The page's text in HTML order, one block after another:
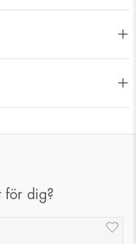
för dig?